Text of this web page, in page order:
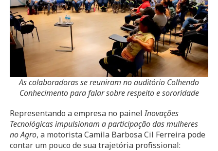
As colaboradoras se reuniram no auditório Colhendo
Conhecimento para falar sobre respeito e sororidade
Representando a empresa no painelInovações
Tecnológicas impulsionam a participação das mulheres
no Agro, a motorista Camila Barbosa Cil Ferreira pode
contar um pouco de sua trajetória profissional: